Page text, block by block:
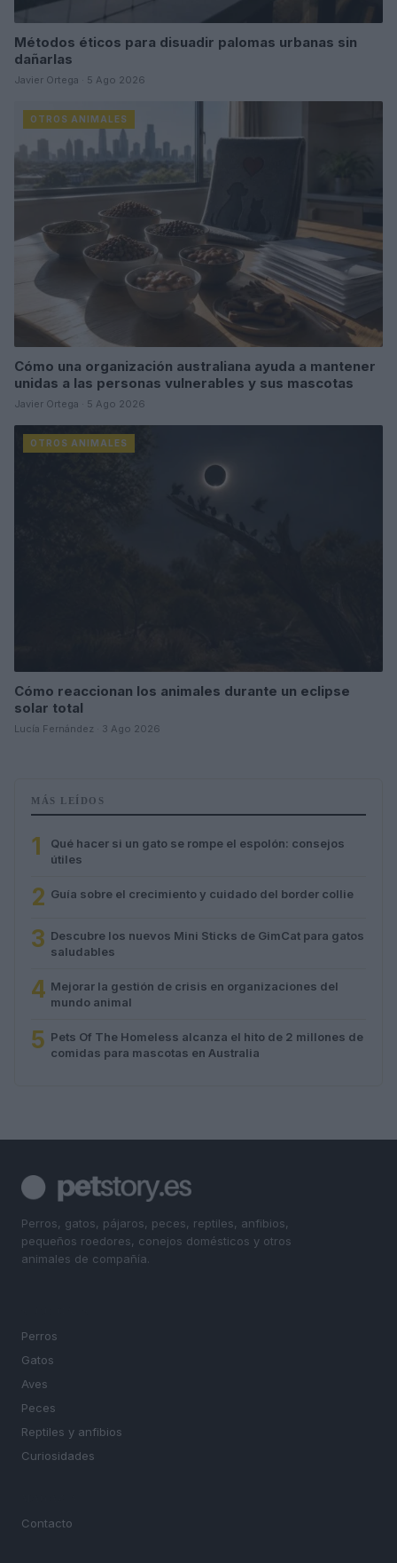
Métodos éticos para disuadir palomas urbanas sin
dañarlas
Javier Ortega · 5 Ago 2026
OTROS ANIMALES
Cómo una organización australiana ayuda a mantener
unidas a las personas vulnerables y sus mascotas
Javier Ortega · 5 Ago 2026
OTROS ANIMALES
Cómo reaccionan los animales durante un eclipse
solar total
Lucía Fernández · 3 Ago 2026
MÁS LEÍDOS
1
Qué hacer si un gato se rompe el espolón: consejos
útiles
2 Guía sobre el crecimiento y cuidado del border collie
3 Descubre los nuevos Mini Sticks de GimCat para gatos
saludables
4 Mejorar la gestión de crisis en organizaciones del
mundo animal
5 Pets Of The Homeless alcanza el hito de 2 millones de
comidas para mascotas en Australia
Perros, gatos, pájaros, peces, reptiles, anfibios,
pequeños roedores, conejos domésticos y otros
animales de compañía.
Perros
Gatos
Aves
Peces
Reptiles y anfibios
Curiosidades
Contacto